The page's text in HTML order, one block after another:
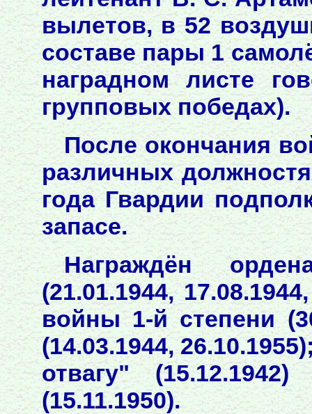
вылетов, в 52
составе пары 1
наградном листе
групповых победах).
После окончания
различных
года Гвардии
запасе.
Награждён
(21.01.1944,
войны 1-й степени
(14.03.1944,
отвагу"
(15.11.1950).